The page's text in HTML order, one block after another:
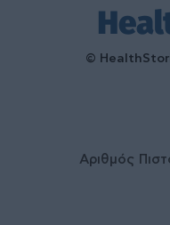
©
Αριθμός